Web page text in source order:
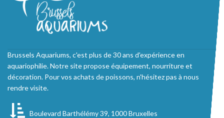
Brussels Aquariums, c'est plus de 30 ans d'expérience en
aquariophilie. Notre site propose équipement, nourriture et
décoration. Pour vos achats de poissons, n'hésitez pas à nous
rendre visite.
Boulevard Barthélémy 39, 1000 Bruxelles